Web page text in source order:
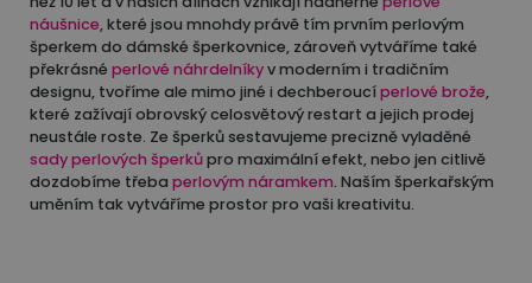
náušnice, které jsou mnohdy právě tím prvním perlovým
šperkem do dámské šperkovnice, zároveň vytváříme také
překrásné perlové náhrdelníkyv moderním i tradičním
designu, tvoříme ale mimo jiné i dechberoucíperlové brože,
které zažívají obrovský celosvětový restart a jejich prodej
neustále roste. Ze šperků sestavujeme precizně vyladěné
sady perlových šperkůpro maximální efekt, nebo jen citlivě
dozdobíme třeba perlovým náramkem. Naším šperkařským
uměním tak vytváříme prostor pro vaši kreativitu.